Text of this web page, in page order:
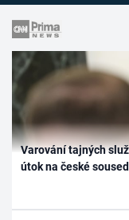
Varování tajných
útok na české